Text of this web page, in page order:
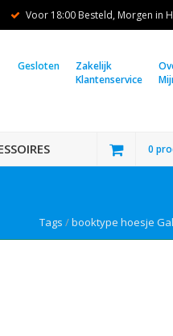
Voor 18:00 Besteld, Morgen in
Zakelijk
Klantenservice
Gesloten
0
Tags /booktype hoesje